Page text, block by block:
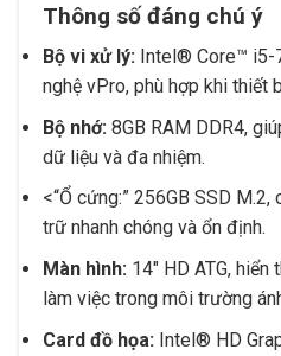
Thông số đáng chú ý
Bộ vi xử lý: Intel® Core™ i5-
nghệ vPro, phù hợp khi thiết
Bộ nhớ: 8GB RAM DDR4,
dữ liệu và đa nhiệm.
< Ổ cứng: 256GB SSD M.2,
trữ nhanh chóng và ổn định.
Màn hình: 14″ HD ATG,
làm việc trong môi trường
Card đồ họa: Intel® HD